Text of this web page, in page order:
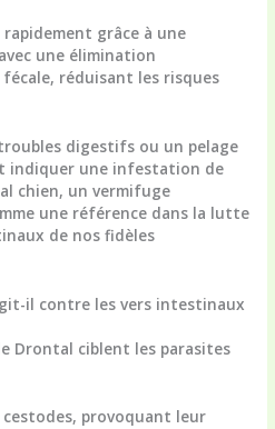
grâce à une
une élimination
réduisant les risques
digestifs ou un pelage
indiquer une infestation de
chien, un vermifuge
une référence dans la lutte
de nos fidèles
il contre les vers intestinaux
Drontal ciblent les parasites
cestodes, provoquant leur